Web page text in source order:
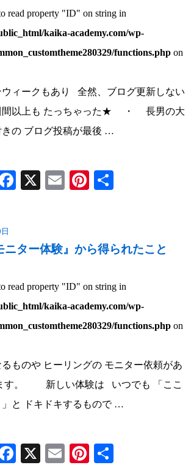
read property "ID" on string in
kaika-academy.com/wp-
functions.php on
ィークもあり 全然、ブログ更新しない
間以上も たっちゃった★ ・ 長男の大
の ブログ投稿が最後 …
Facebook
X EmailPinterest
ニター体験』から得られたこと
read property "ID" on string in
kaika-academy.com/wp-
functions.php on
ものや ヒーリングの モニター依頼があ
す。 新しい体験は いつでも 「ここ
と ドキドキするもので …
Facebook
X EmailPinterest